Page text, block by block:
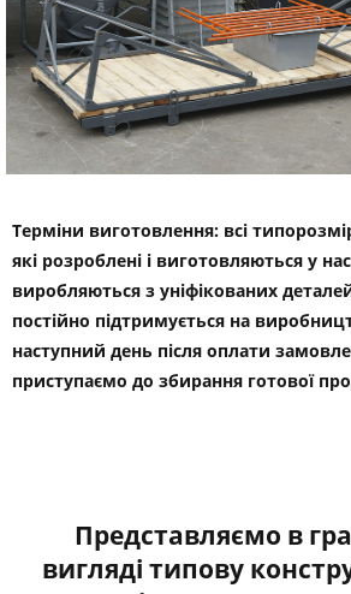
Терміни виготовлення: всі
які розроблені і виготовляються у
виробляються з уніфікованих
постійно підтримується на
наступний день після оплати
приступаємо до збирання готової
Представляємо в
вигляді типову